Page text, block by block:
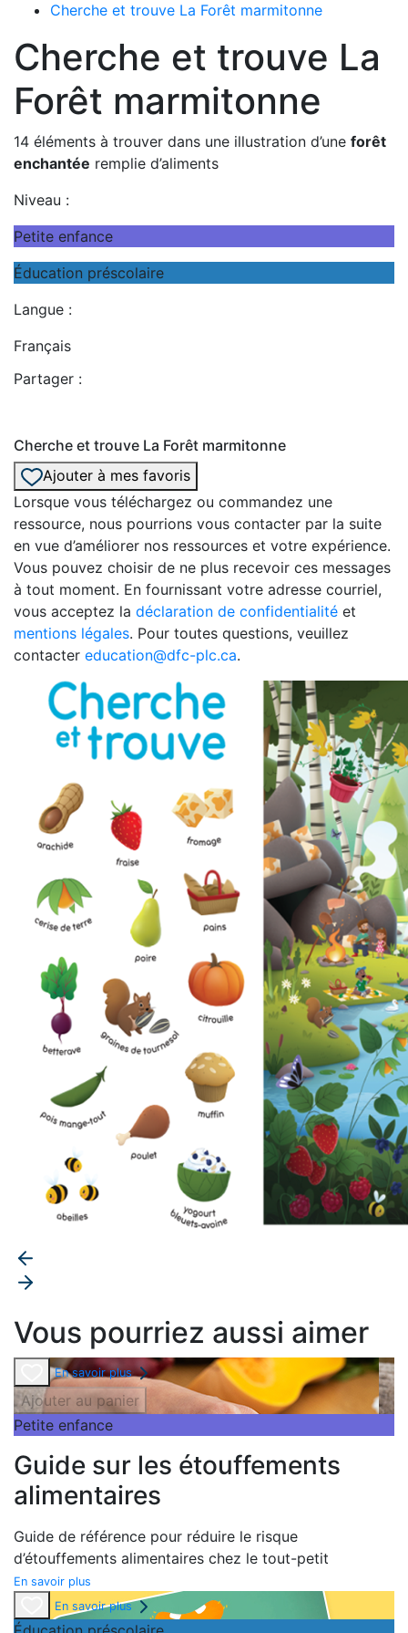
Cherche et trouve La Forêt marmitonne
Cherche et trouve La
Forêt marmitonne
14 éléments à trouver dans une illustration d’une forêt
enchantée remplie d’aliments
Niveau :
Petite enfance
Éducation préscolaire
Langue :
Français
Partager :
Cherche et trouve La Forêt marmitonne
Ajouter à mes favoris
Lorsque vous téléchargez ou commandez une
ressource, nous pourrions vous contacter par la suite
en vue d’améliorer nos ressources et votre expérience.
Vous pouvez choisir de ne plus recevoir ces messages
à tout moment. En fournissant votre adresse courriel,
vous acceptez la déclaration de confidentialité et
mentions légales. Pour toutes questions, veuillez
contacter education@dfc-plc.ca.
Vous pourriez aussi aimer
En savoir plus
Ajouter au panier
Petite enfance
Guide sur les étouffements
alimentaires
Guide de référence pour réduire le risque
d’étouffements alimentaires chez le tout-petit
En savoir plus
En savoir plus